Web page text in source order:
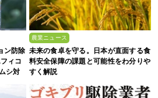
ン防除
ィコ
シ対
農業ニュース
未来の食卓を守る。日本が直面する食
料安全保障の課題と可能性をわ分りや
すく解説